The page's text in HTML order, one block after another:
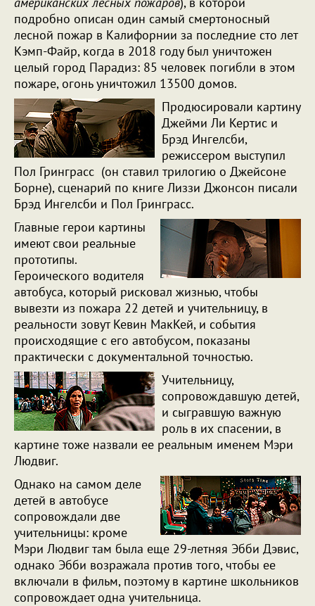
подробно описан один самый смертоносный
лесной пожар в Калифорнии за последние сто лет
Кэмп-Файр, когда в 2018 году был уничтожен
целый город Парадиз: 85 человек погибли в этом
пожаре, огонь уничтожил 13500 домов.
Продюсировали картину
Джейми Ли Кертис и
Брэд Ингелсби,
режиссером выступил
Пол Гринграсс (он ставил трилогию о Джейсоне
Борне), сценарий по книге Лиззи Джонсон писали
Брэд Ингелсби и Пол Гринграсс.
Главные герои картины
имеют свои реальные
прототипы.
Героического водителя
автобуса, который рисковал жизнью, чтобы
вывезти из пожара 22 детей и учительницу, в
реальности зовут Кевин МакКей, и события
происходящие с его автобусом, показаны
практически с документальной точностью.
Учительницу,
сопровождавшую детей,
и сыгравшую важную
роль в их спасении, в
картине тоже назвали ее реальным именем Мэри
Людвиг.
Однако на самом деле
детей в автобусе
сопровождали две
учительницы: кроме
Мэри Людвиг там была еще 29-летняя Эбби Дэвис,
однако Эбби возражала против того, чтобы ее
включали в фильм, поэтому в картине школьников
сопровождает одна учительница.